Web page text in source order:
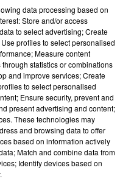
6 sec
DU 16/12/25
à Tulle, Brive,
sarladais avec les
sur le terrain.
data processing based on
Store and/or access
to select advertising; Create
profiles to select personalised
Measure content
statistics or combinations
and improve services; Create
to select personalised
Ensure security, prevent and
present advertising and content;
These technologies may
and browsing data to offer
based on information actively
Match and combine data from
Identify devices based on